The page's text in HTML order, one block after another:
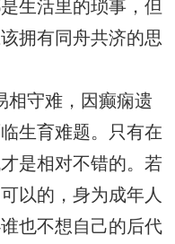
生活里的琐事，但
拥有同舟共济的思
相守难，因癫痫遗
生育难题。只有在
是相对不错的。若
以的，身为成年人
也不想自己的后代